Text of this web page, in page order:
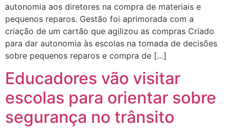
autonomia aos diretores na compra de materiais e
pequenos reparos. Gestão foi aprimorada com a
criação de um cartão que agilizou as compras Criado
para dar autonomia às escolas na tomada de decisões
sobre pequenos reparos e compra de […]
Educadores vão visitar
escolas para orientar sobre
segurança no trânsito